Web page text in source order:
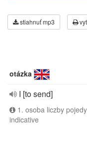
stiahnuť mp3
otázka
I [to send]
1. osoba liczby
indicative